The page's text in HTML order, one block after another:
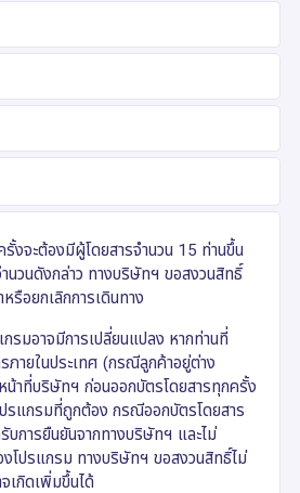
รั้งจะต้องมีผู้โดยสารจำนวน 15 ท่านขึ้น
นวนดังกล่าว ทางบริษัทฯ ขอสงวนสิทธิ์
รือยกเลิกการเดินทาง
กรมอาจมีการเปลี่ยนแปลง หากท่านที่
ภายในประเทศ (กรณีลูกค้าอยู่ต่าง
น้าที่บริษัทฯ ก่อนออกบัตรโดยสารทุกครั้ง
รแกรมที่ถูกต้อง กรณีออกบัตรโดยสาร
บการยืนยันจากทางบริษัทฯ และไม่
โปรแกรม ทางบริษัทฯ ขอสงวนสิทธิ์ไม่
เกิดเพิ่มขึ้นได้